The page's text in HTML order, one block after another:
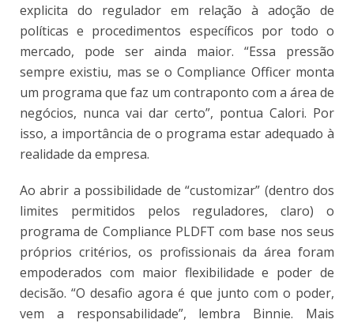
explicita do regulador em relação à adoção de
políticas e procedimentos específicos por todo o
mercado, pode ser ainda maior. “Essa pressão
sempre existiu, mas se o Compliance Officer monta
um programa que faz um contraponto com a área de
negócios, nunca vai dar certo”, pontua Calori. Por
isso, a importância de o programa estar adequado à
realidade da empresa.
Ao abrir a possibilidade de “customizar” (dentro dos
limites permitidos pelos reguladores, claro) o
programa de Compliance PLDFT com base nos seus
próprios critérios, os profissionais da área foram
empoderados com maior flexibilidade e poder de
decisão. “O desafio agora é que junto com o poder,
vem a responsabilidade”, lembra Binnie. Mais